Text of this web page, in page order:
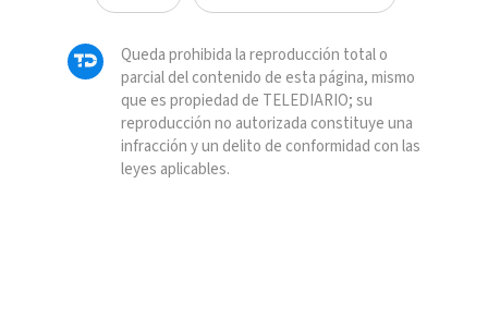
Queda prohibida la reproducción total o
parcial del contenido de esta página, mismo
que es propiedad de TELEDIARIO; su
reproducción no autorizada constituye una
infracción y un delito de conformidad con las
leyes aplicables.